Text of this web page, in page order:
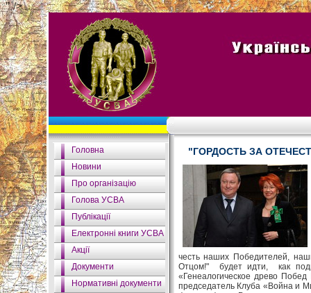
" />
Головна
Новини
Про організацію
Голова УСВА
Публікації
Електронні книги УСВА
Акції
Документи
Нормативні документи
"ГОРДОСТЬ ЗА
честь наших Победителей,
Отцом!" будет идти, как
«Генеалогическое древо
председатель Клуба «Война и